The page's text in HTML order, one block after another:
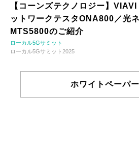
【コーンズテクノロジー】
ットワークテスタONA800／光
MTS5800のご紹介
ローカル5Gサミット
ローカル5Gサミット2025
ホワイトペーパ